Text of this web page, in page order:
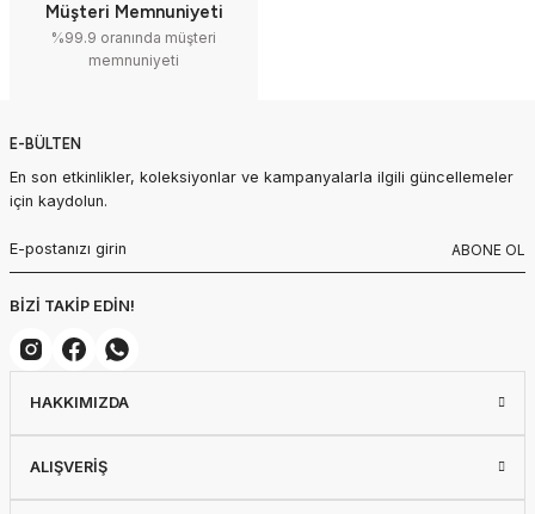
Müşteri Memnuniyeti
%99.9 oranında müşteri
memnuniyeti
E-BÜLTEN
En son etkinlikler, koleksiyonlar ve kampanyalarla ilgili güncellemeler
için kaydolun.
ABONE OL
BİZİ TAKİP EDİN!
HAKKIMIZDA
ALIŞVERİŞ